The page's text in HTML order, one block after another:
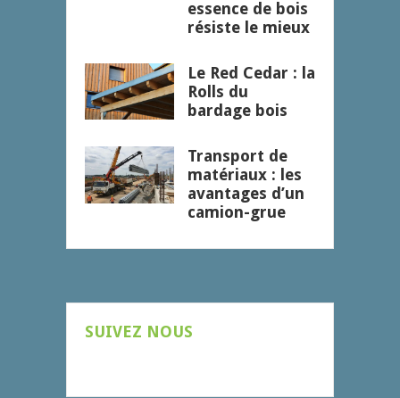
essence de bois
résiste le mieux
Le Red Cedar : la
Rolls du
bardage bois
Transport de
matériaux : les
avantages d’un
camion-grue
SUIVEZ NOUS